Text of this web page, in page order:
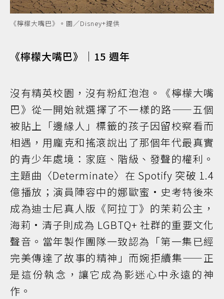
《檸檬大嘴巴》。圖／Disney+提供
《檸檬大嘴巴》｜15 週年
沒有精英校園，沒有粉紅泡泡。《檸檬大嘴
巴》從一開始就選擇了不一樣的路——五個
被貼上「邊緣人」標籤的孩子因留校察看而
相遇，用龐克和搖滾說出了那個年代最真實
的青少年處境：家庭、階級、發聲的權利。
主題曲〈Determinate〉在 Spotify 突破 1.4
億播放；演員陣容中的娜歐蜜·史考特後來
成為迪士尼真人版《阿拉丁》的茉莉公主，
海莉·清子則成為 LGBTQ+ 社群的重要文化
聲音。當年製作團隊一致認為「第一集已經
完美傳達了故事的精神」而婉拒續集——正
是這份執念，讓它成為影迷心中永遠的神
作。